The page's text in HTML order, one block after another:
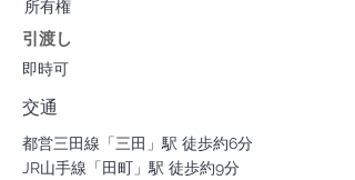
所有権
引渡し
即時可
交通
都営三田線「三田」駅 徒歩約6分
JR山手線「田町」駅 徒歩約9分